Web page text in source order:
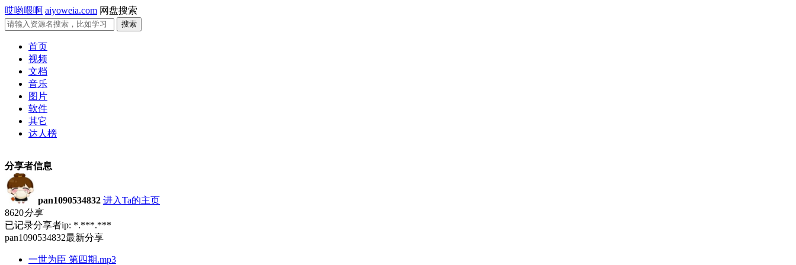
哎哟喂啊 aiyoweia.com 网盘搜索
首页
视频
文档
音乐
图片
软件
其它
达人榜
分享者信息
pan1090534832 进入Ta的主页
8620分享
已记录分享者ip: *.***.***
pan1090534832最新分享
一世为臣 第四期.mp3